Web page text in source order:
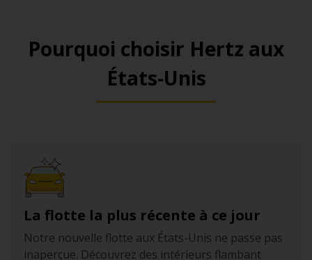
un accès rapide à pied au North End. Il convient
parfaitement si vous recherchez un point de
stationnement prévisible, puisqu’il est en service 24
Copley Square ou des plans à proximité de Fenway. Il
vous offre une base fiable pour un secteur qui se
parcourt essentiellement à pied dans une zone très
demandée, puis vous permet de repartir en un seul
trajet fluide plutôt qu’en une succession de courts
déplacements.
Pourquoi choisir Hertz aux
États-Unis
La flotte la plus récente à ce jour
Notre nouvelle flotte aux États-Unis ne passe pas
inaperçue. Découvrez des intérieurs flambant